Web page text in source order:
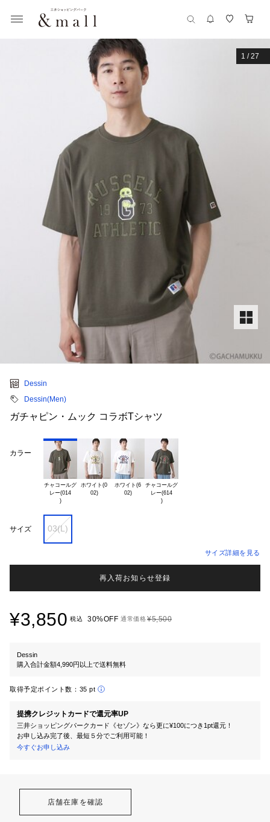
1 /27
Dessin
Dessin(Men)
ガチャピン・ムック コラボTシャツ
カラー
チャコールグ
レー(014
)
ホワイト(0
02)
ホワイト(6
02)
チャコールグ
レー(614
)
サイズ 03(L)
サイズ詳細を見る
再入荷お知らせ登録
¥3,850 税込 30%OFF 通常価格¥5,500
Dessin
購入合計金額4,990円以上で送料無料
取得予定ポイント数： 35 pt
提携クレジットカードで還元率UP
三井ショッピングパークカード《セゾン》なら更に¥100につき1pt還元！
お申し込み完了後、最短５分でご利用可能！
今すぐお申し込み
店舗在庫を確認